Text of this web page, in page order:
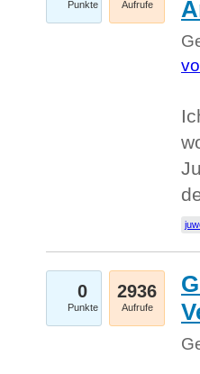
Punkte Aufrufe
0
Punkte
2936
Aufrufe